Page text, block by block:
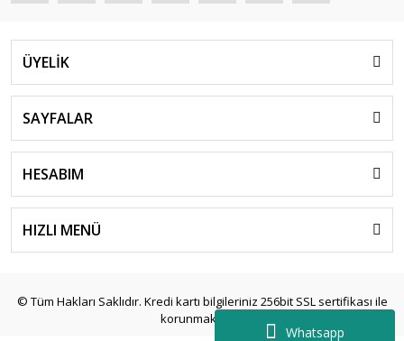
Whatsapp
ÜYELİK
SAYFALAR
HESABIM
HIZLI MENÜ
© Tüm Hakları Saklıdır. Kredi kartı bilgileriniz 256bit SSL sertifikası ile
korunmaktadır.